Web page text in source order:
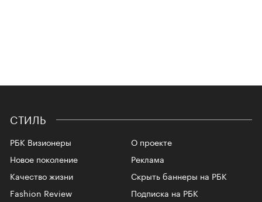
СТИЛЬ
РБК Визионеры
Новое поколение
Качество жизни
Fashion Review
О проекте
Реклама
Скрыть баннеры на РБК
Подписка на РБК